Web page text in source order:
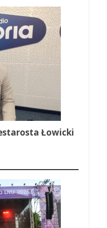
Łowicki